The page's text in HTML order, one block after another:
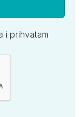
i prihvatam